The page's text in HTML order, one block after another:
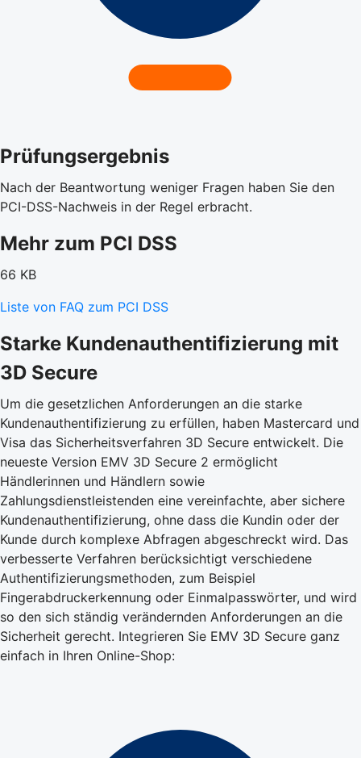
Prüfungsergebnis
Nach der Beantwortung weniger Fragen haben Sie den
PCI-DSS-Nachweis in der Regel erbracht.
Mehr zum PCI DSS
66 KB
Liste von FAQ zum PCI DSS
Starke Kundenauthentifizierung mit
3D Secure
Um die gesetzlichen Anforderungen an die starke
Kundenauthentifizierung zu erfüllen, haben Mastercard und
Visa das Sicherheitsverfahren 3D Secure entwickelt. Die
neueste Version EMV 3D Secure 2 ermöglicht
Händlerinnen und Händlern sowie
Zahlungsdienstleistenden eine vereinfachte, aber sichere
Kundenauthentifizierung, ohne dass die Kundin oder der
Kunde durch komplexe Abfragen abgeschreckt wird. Das
verbesserte Verfahren berücksichtigt verschiedene
Authentifizierungsmethoden, zum Beispiel
Fingerabdruckerkennung oder Einmalpasswörter, und wird
so den sich ständig verändernden Anforderungen an die
Sicherheit gerecht. Integrieren Sie EMV 3D Secure ganz
einfach in Ihren Online-Shop: